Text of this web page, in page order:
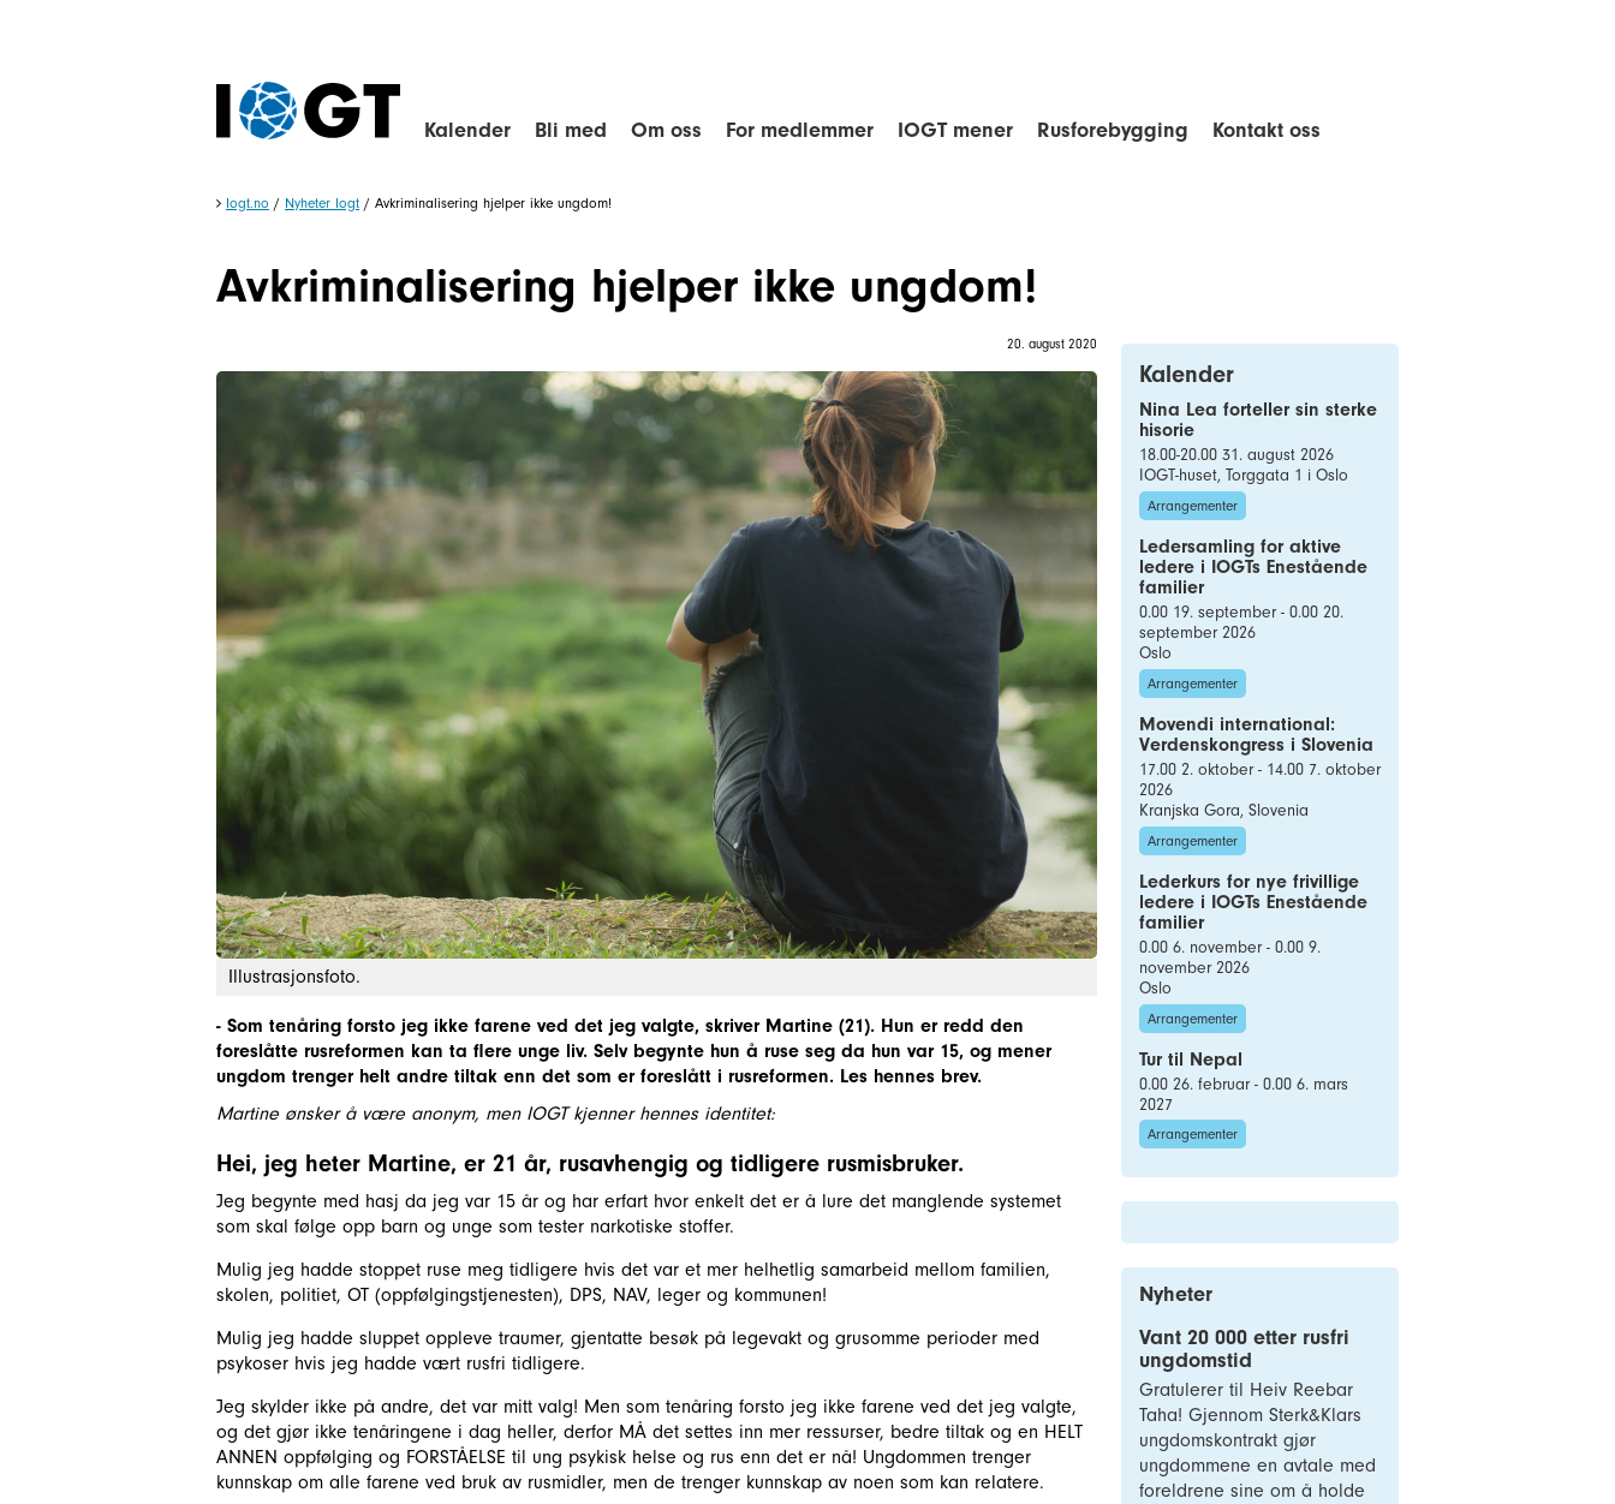
Kalender Bli med Om oss For medlemmer IOGT mener Rusforebygging Kontakt oss
Iogt.no / Nyheter Iogt / Avkriminalisering hjelper ikke ungdom!
Avkriminalisering hjelper ikke ungdom!
20. august 2020
Illustrasjonsfoto.
- Som tenåring forsto jeg ikke farene ved det jeg valgte, skriver Martine (21). Hun er redd den
foreslåtte rusreformen kan ta flere unge liv. Selv begynte hun å ruse seg da hun var 15, og mener
ungdom trenger helt andre tiltak enn det som er foreslått i rusreformen. Les hennes brev.
Martine ønsker å være anonym, men IOGT kjenner hennes identitet:
Hei, jeg heter Martine, er 21 år, rusavhengig og tidligere rusmisbruker.
Jeg begynte med hasj da jeg var 15 år og har erfart hvor enkelt det er å lure det manglende systemet
som skal følge opp barn og unge som tester narkotiske stoffer.
Mulig jeg hadde stoppet ruse meg tidligere hvis det var et mer helhetlig samarbeid mellom familien,
skolen, politiet, OT (oppfølgingstjenesten), DPS, NAV, leger og kommunen!
Mulig jeg hadde sluppet oppleve traumer, gjentatte besøk på legevakt og grusomme perioder med
psykoser hvis jeg hadde vært rusfri tidligere.
Jeg skylder ikke på andre, det var mitt valg! Men som tenåring forsto jeg ikke farene ved det jeg valgte,
og det gjør ikke tenåringene i dag heller, derfor MÅ det settes inn mer ressurser, bedre tiltak og en HELT
ANNEN oppfølging og FORSTÅELSE til ung psykisk helse og rus enn det er nå! Ungdommen trenger
kunnskap om alle farene ved bruk av rusmidler, men de trenger kunnskap av noen som kan relatere.
Kalender
Nina Lea forteller sin sterke
hisorie
18.00-20.00 31. august 2026
IOGT-huset, Torggata 1 i Oslo
Arrangementer
Ledersamling for aktive
ledere i IOGTs Enestående
familier
0.00 19. september - 0.00 20.
september 2026
Oslo
Arrangementer
Movendi international:
Verdenskongress i Slovenia
17.00 2. oktober - 14.00 7. oktober
2026
Kranjska Gora, Slovenia
Arrangementer
Lederkurs for nye frivillige
ledere i IOGTs Enestående
familier
0.00 6. november - 0.00 9.
november 2026
Oslo
Arrangementer
Tur til Nepal
0.00 26. februar - 0.00 6. mars
2027
Arrangementer
Nyheter
Vant 20 000 etter rusfri
ungdomstid
Gratulerer til Heiv Reebar
Taha! Gjennom Sterk&Klars
ungdomskontrakt gjør
ungdommene en avtale med
foreldrene sine om å holde